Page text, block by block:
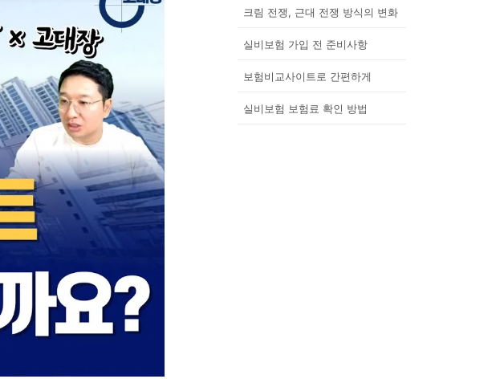
크림 전쟁, 근대 전쟁 방식의 변화
실비보험 가입 전 준비사항
보험비교사이트로 간편하게
실비보험 보험료 확인 방법